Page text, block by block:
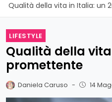
Qualità della vita in Italia: un
LIFESTYLE
Qualità della
promettente
Daniela Caruso - 14